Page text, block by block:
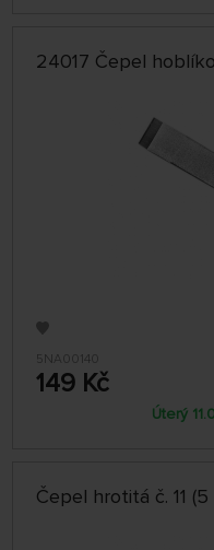
24017 Čepel
5NA00140
149 Kč
Úterý
Čepel hrotitá č. 11 (5